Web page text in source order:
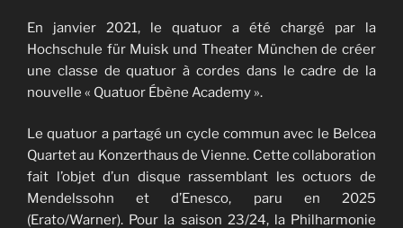
En janvier 2021, le quatuor a été chargé par la
Hochschule für Muisk und Theater München de créer
une classe de quatuor à cordes dans le cadre de la
nouvelle « Quatuor Ébène Academy ».
Le quatuor a partagé un cycle commun avec le Belcea
Quartet au Konzerthaus de Vienne. Cette collaboration
fait l’objet d’un disque rassemblant les octuors de
Mendelssohn et d’Enesco, paru en 2025
(Erato/Warner). Pour la saison 23/24, la Philharmonie